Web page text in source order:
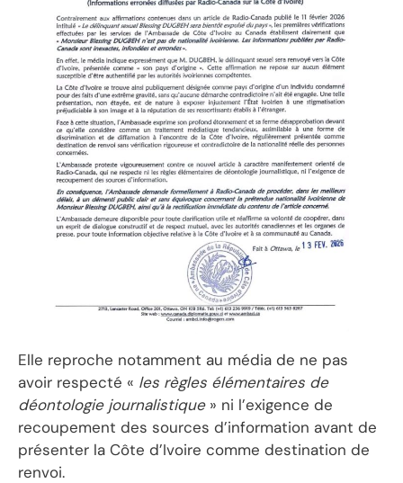
Elle reproche notamment au média de ne pas
avoir respecté « les règles élémentaires de
déontologie journalistique » ni l’exigence de
recoupement des sources d’information avant de
présenter la Côte d’Ivoire comme destination de
renvoi.